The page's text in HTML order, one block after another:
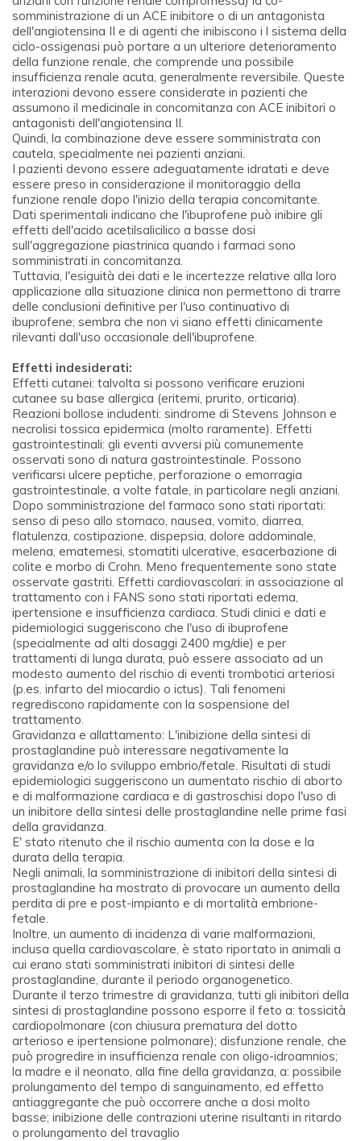
somministrazione di un ACE inibitore o di un antagonista
dell'angiotensina II e di agenti che inibiscono i l sistema della
ciclo-ossigenasi può portare a un ulteriore deterioramento
della funzione renale, che comprende una possibile
insufficienza renale acuta, generalmente reversibile. Queste
interazioni devono essere considerate in pazienti che
assumono il medicinale in concomitanza con ACE inibitori o
antagonisti dell'angiotensina II.
Quindi, la combinazione deve essere somministrata con
cautela, specialmente nei pazienti anziani.
I pazienti devono essere adeguatamente idratati e deve
essere preso in considerazione il monitoraggio della
funzione renale dopo l'inizio della terapia concomitante.
Dati sperimentali indicano che l'ibuprofene può inibire gli
effetti dell'acido acetilsalicilico a basse dosi
sull'aggregazione piastrinica quando i farmaci sono
somministrati in concomitanza.
Tuttavia, l'esiguità dei dati e le incertezze relative alla loro
applicazione alla situazione clinica non permettono di trarre
delle conclusioni definitive per l'uso continuativo di
ibuprofene; sembra che non vi siano effetti clinicamente
rilevanti dall'uso occasionale dell'ibuprofene.
Effetti indesiderati:
Effetti cutanei: talvolta si possono verificare eruzioni
cutanee su base allergica (eritemi, prurito, orticaria).
Reazioni bollose includenti: sindrome di Stevens Johnson e
necrolisi tossica epidermica (molto raramente). Effetti
gastrointestinali: gli eventi avversi più comunemente
osservati sono di natura gastrointestinale. Possono
verificarsi ulcere peptiche, perforazione o emorragia
gastrointestinale, a volte fatale, in particolare negli anziani.
Dopo somministrazione del farmaco sono stati riportati:
senso di peso allo stomaco, nausea, vomito, diarrea,
flatulenza, costipazione, dispepsia, dolore addominale,
melena, ematemesi, stomatiti ulcerative, esacerbazione di
colite e morbo di Crohn. Meno frequentemente sono state
osservate gastriti. Effetti cardiovascolari: in associazione al
trattamento con i FANS sono stati riportati edema,
ipertensione e insufficienza cardiaca. Studi clinici e dati e
pidemiologici suggeriscono che l'uso di ibuprofene
(specialmente ad alti dosaggi 2400 mg/die) e per
trattamenti di lunga durata, può essere associato ad un
modesto aumento del rischio di eventi trombotici arteriosi
(p.es. infarto del miocardio o ictus). Tali fenomeni
regrediscono rapidamente con la sospensione del
trattamento.
Gravidanza e allattamento: L'inibizione della sintesi di
prostaglandine può interessare negativamente la
gravidanza e/o lo sviluppo embrio/fetale. Risultati di studi
epidemiologici suggeriscono un aumentato rischio di aborto
e di malformazione cardiaca e di gastroschisi dopo l'uso di
un inibitore della sintesi delle prostaglandine nelle prime fasi
della gravidanza.
E' stato ritenuto che il rischio aumenta con la dose e la
durata della terapia.
Negli animali, la somministrazione di inibitori della sintesi di
prostaglandine ha mostrato di provocare un aumento della
perdita di pre e post-impianto e di mortalità embrione-
fetale.
Inoltre, un aumento di incidenza di varie malformazioni,
inclusa quella cardiovascolare, è stato riportato in animali a
cui erano stati somministrati inibitori di sintesi delle
prostaglandine, durante il periodo organogenetico.
Durante il terzo trimestre di gravidanza, tutti gli inibitori della
sintesi di prostaglandine possono esporre il feto a: tossicità
cardiopolmonare (con chiusura prematura del dotto
arterioso e ipertensione polmonare); disfunzione renale, che
può progredire in insufficienza renale con oligo-idroamnios;
la madre e il neonato, alla fine della gravidanza, a: possibile
prolungamento del tempo di sanguinamento, ed effetto
antiaggregante che può occorrere anche a dosi molto
basse; inibizione delle contrazioni uterine risultanti in ritardo
o prolungamento del travaglio